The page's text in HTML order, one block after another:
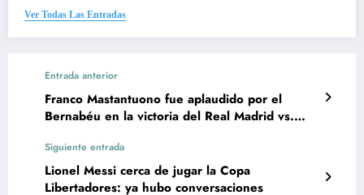
Ver Todas Las Entradas
Entrada anterior
Franco Mastantuono fue aplaudido por el
Bernabéu en la victoria del Real Madrid vs.
Siguiente entrada
Lionel Messi cerca de jugar la Copa
Libertadores: ya hubo conversaciones